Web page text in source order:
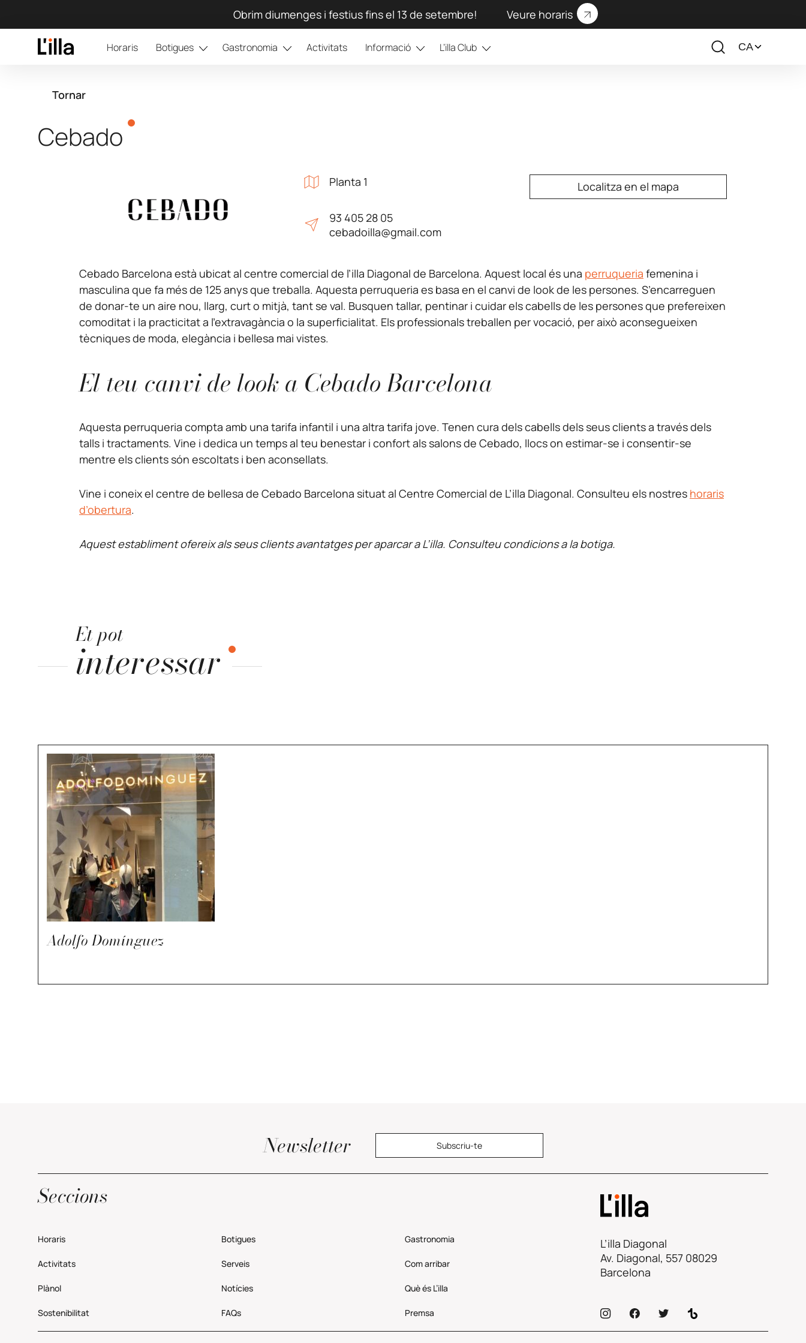
Obrim diumenges i festius fins el 13 de setembre! Veure horaris
Horaris Botigues Gastronomia Activitats Informació L’illa Club
Tornar
Cebado
Planta 1
93 405 28 05
cebadoilla@gmail.com
Localitza en el mapa
Cebado Barcelona està ubicat al centre comercial de l’illa Diagonal de Barcelona. Aquest local és una perruqueria femenina i
masculina que fa més de 125 anys que treballa. Aquesta perruqueria es basa en el canvi de look de les persones. S’encarreguen
de donar-te un aire nou, llarg, curt o mitjà, tant se val. Busquen tallar, pentinar i cuidar els cabells de les persones que prefereixen
comoditat i la practicitat a l’extravagància o la superficialitat. Els professionals treballen per vocació, per això aconsegueixen
tècniques de moda, elegància i bellesa mai vistes.
El teu canvi de look a Cebado Barcelona
Aquesta perruqueria compta amb una tarifa infantil i una altra tarifa jove. Tenen cura dels cabells dels seus clients a través dels
talls i tractaments. Vine i dedica un temps al teu benestar i confort als salons de Cebado, llocs on estimar-se i consentir-se
mentre els clients són escoltats i ben aconsellats.
Vine i coneix el centre de bellesa de Cebado Barcelona situat al Centre Comercial de L’illa Diagonal. Consulteu els nostres horaris
d’obertura.
Aquest establiment ofereix als seus clients avantatges per aparcar a L’illa. Consulteu condicions a la botiga.
Et pot
interessar
Adolfo Domínguez
Newsletter Subscriu-te
Seccions
Horaris Botigues Gastronomia
Activitats Serveis Comarribar
Plànol Notícies Què és L’illa
Sostenibilitat FAQs Premsa
L’illa Diagonal
Av. Diagonal, 557 08029
Barcelona